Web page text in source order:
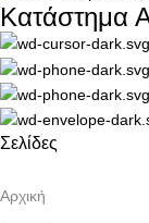
Κατάστημα
Σελίδες
Αρχική